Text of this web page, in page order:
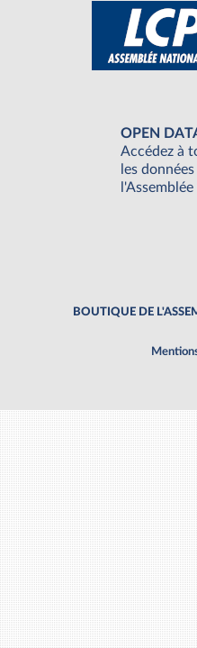
OPEN
Accédez à
les
BOUTIQUE DE